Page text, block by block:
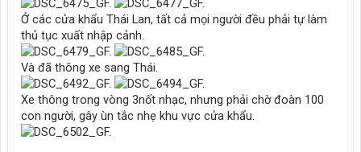
Ở các cửa khẩu Thái Lan, tất cả mọi người đều phải tự làm
thủ tục xuất nhập cảnh.
Và đã thông xe sang Thái.
Xe thông trong vòng 3nốt nhạc, nhưng phải chờ đoàn 100
con người, gây ùn tắc nhẹ khu vực cửa khẩu.